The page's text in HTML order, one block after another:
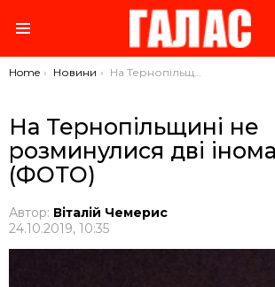
You are here:
Home Новини На Тернопільщині не розминулися дві іномарки (ФОТО)
На Тернопільщині не
розминулися дві
(ФОТО)
Автор: Віталій Чемерис
24.10.2019, 10:35